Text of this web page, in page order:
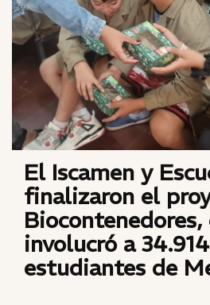
El Iscamen y
finalizaron el
Biocontenedores,
involucró a 34.914
estudiantes de